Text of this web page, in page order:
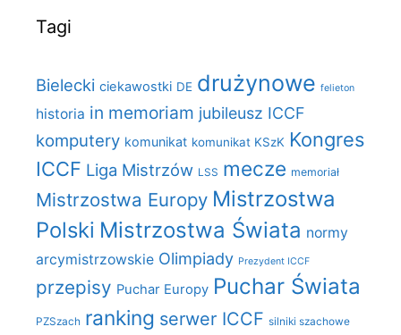
Tagi
Bielecki ciekawostki DE drużynowe felieton
historia in memoriam jubileusz ICCF
komputery komunikat komunikat KSzK Kongres
ICCF Liga Mistrzów LSS mecze memoriał
Mistrzostwa Europy Mistrzostwa
Polski Mistrzostwa Świata normy
arcymistrzowskie Olimpiady Prezydent ICCF
przepisy Puchar Europy Puchar Świata
PZSzach ranking serwer ICCF silniki szachowe